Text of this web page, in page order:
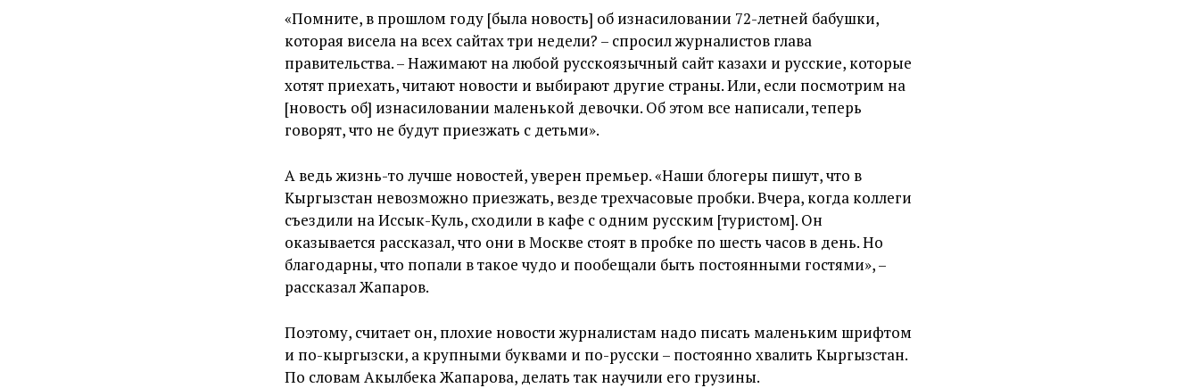
«Помните, в прошлом году [была новость] об изнасиловании 72-летней бабушки,
которая висела на всех сайтах три недели? – спросил журналистов глава
правительства. – Нажимают на любой русскоязычный сайт казахи и русские, которые
хотят приехать, читают новости и выбирают другие страны. Или, если посмотрим на
[новость об] изнасиловании маленькой девочки. Об этом все написали, теперь
говорят, что не будут приезжать с детьми».
А ведь жизнь-то лучше новостей, уверен премьер. «Наши блогеры пишут, что в
Кыргызстан невозможно приезжать, везде трехчасовые пробки. Вчера, когда коллеги
съездили на Иссык-Куль, сходили в кафе с одним русским [туристом]. Он
оказывается рассказал, что они в Москве стоят в пробке по шесть часов в день. Но
благодарны, что попали в такое чудо и пообещали быть постоянными гостями», –
рассказал Жапаров.
Поэтому, считает он, плохие новости журналистам надо писать маленьким шрифтом
и по-кыргызски, а крупными буквами и по-русски – постоянно хвалить Кыргызстан.
По словам Акылбека Жапарова, делать так научили его грузины.